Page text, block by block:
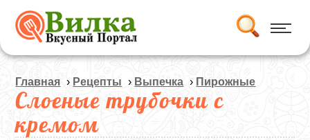
Главная › Рецепты › Выпечка › Пирожные
Слоеные трубочки с
кремом